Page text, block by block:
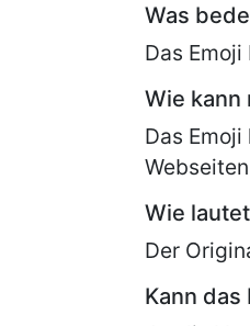
Was
Das
Wie kann
Das
Wie
Der
Kann